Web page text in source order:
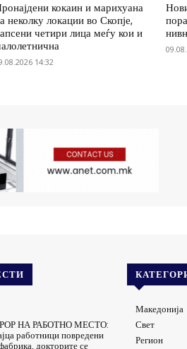
кокаин и марихуана
неколку локации во Скопје,
четири лица меѓу кои и
14:32
НА РАБОТНО МЕСТО:
работници повредени
докторите се
Македонија
Свет
Регион